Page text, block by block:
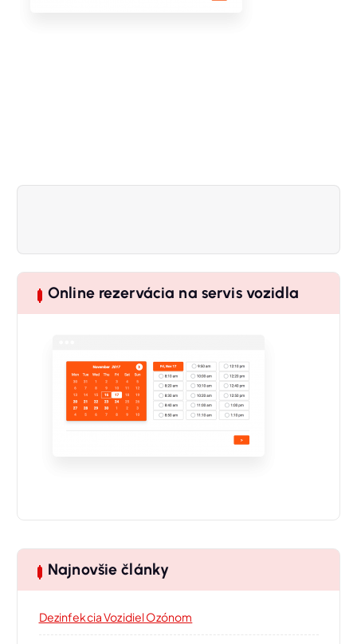
Online rezervácia na servis vozidla
Najnovšie články
Dezinfekcia Vozidiel Ozónom